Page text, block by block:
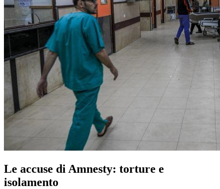
Le accuse di Amnesty: torture e
isolamento